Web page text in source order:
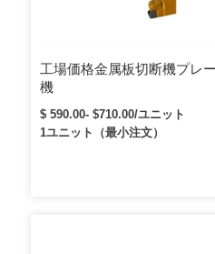
工場価格金属板切断機プレ
機
$ 590.00- $710.00/ユニット
1ユニット（最小注文）